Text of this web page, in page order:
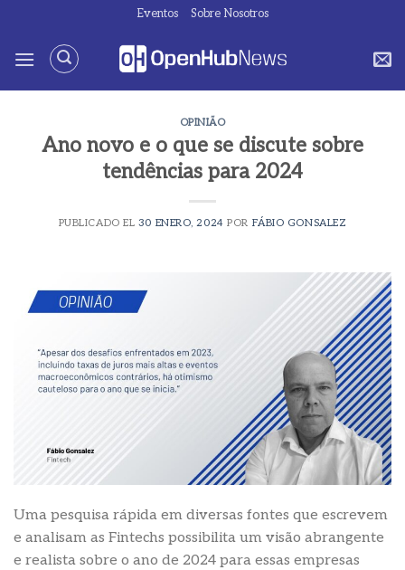
contenido
Eventos Sobre Nosotros
OPINIÃO
Ano novo e o que se discute sobre
tendências para 2024
PUBLICADO EL 30 ENERO, 2024 POR FÁBIO GONSALEZ
Uma pesquisa rápida em diversas fontes que escrevem
e analisam as Fintechs possibilita um visão abrangente
e realista sobre o ano de 2024 para essas empresas